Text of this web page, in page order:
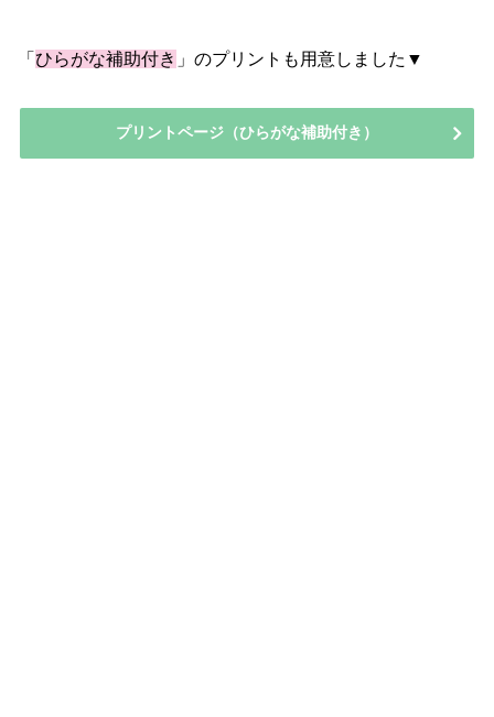
「 ひらがな補助付き 」のプリントも用意しました▼
プリントページ（ひらがな補助付き）